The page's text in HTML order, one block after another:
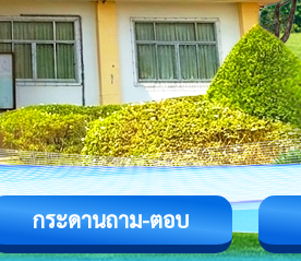
กระดานถาม-ตอบ